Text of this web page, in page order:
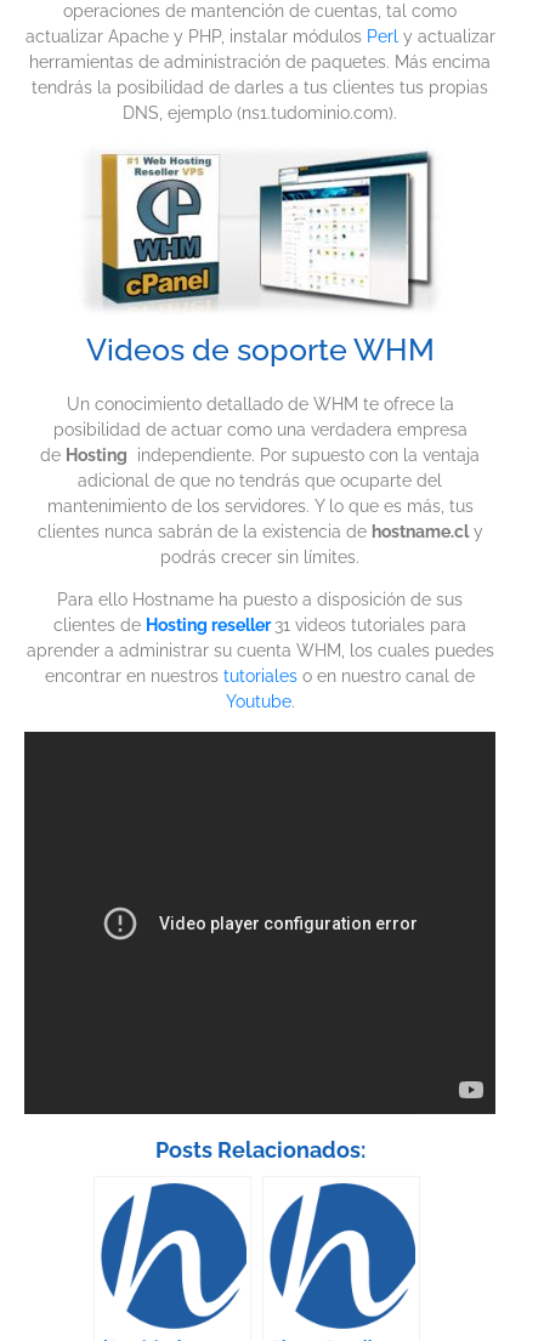
operaciones de mantención de cuentas, tal como
actualizar Apache y PHP, instalar módulos Perl y actualizar
herramientas de administración de paquetes. Más encima
tendrás la posibilidad de darles a tus clientes tus propias
DNS, ejemplo (ns1.tudominio.com).
Videos de soporte WHM
Un conocimiento detallado de WHM te ofrece la
posibilidad de actuar como una verdadera empresa
de Hosting independiente. Por supuesto con la ventaja
adicional de que no tendrás que ocuparte del
mantenimiento de los servidores. Y lo que es más, tus
clientes nunca sabrán de la existencia de hostname.cly
podrás crecer sin límites.
Para ello Hostname ha puesto a disposición de sus
clientes de Hosting reseller 31 videos tutoriales para
aprender a administrar su cuenta WHM, los cuales puedes
encontrar en nuestros tutoriales o en nuestro canal de
Youtube.
Posts Relacionados: